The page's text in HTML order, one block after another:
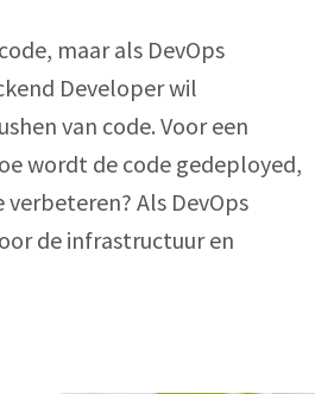
maar als DevOps
Developer wil
van code. Voor een
wordt de code gedeployed,
Als DevOps
de infrastructuur en